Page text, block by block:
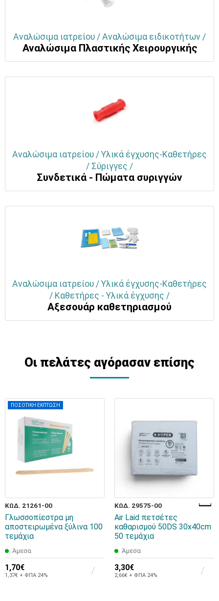
Αναλώσιμα ιατρείου / Αναλώσιμα ειδικοτήτων /
Αναλώσιμα Πλαστικής Χειρουργικής
Αναλώσιμα ιατρείου / Υλικά έγχυσης-Καθετήρες
/ Σύριγγες /
Συνδετικά - Πώματα συριγγών
Αναλώσιμα ιατρείου / Υλικά έγχυσης-Καθετήρες
/ Καθετήρες - Υλικά έγχυσης /
Αξεσουάρ καθετηριασμού
Οι πελάτες αγόρασαν επίσης
ΠΟΣΟΤΙΚΗ ΕΚΠΤΩΣΗ
ΚΩΔ. 21261-00
Γλωσσοπίεστρα μη
αποστειρωμένα ξύλινα 100
τεμάχια
Άμεσα
1,70€
1,37€ + ΦΠΑ 24%
ΚΩΔ. 29575-00
Air Laid πετσέτες
καθαρισμού 50DS 30x40cm
50 τεμάχια
Άμεσα
3,30€
2,66€ + ΦΠΑ 24%